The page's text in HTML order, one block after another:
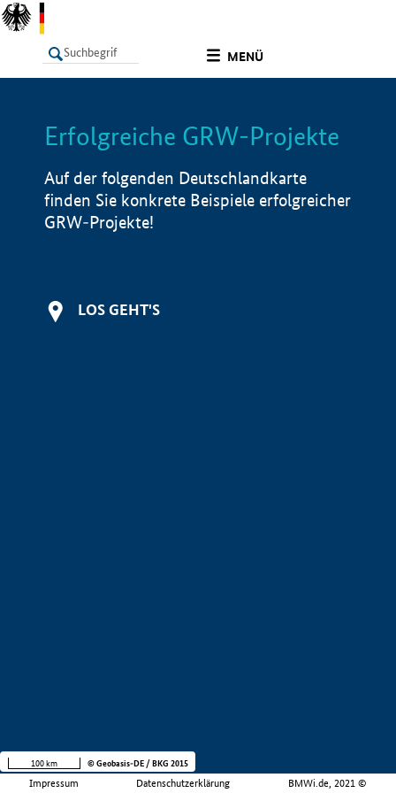
MENÜ
LISTE Info
Erfolgreiche GRW-Projekte
Auf der folgenden Deutschlandkarte
finden Sie konkrete Beispiele erfolgreicher
GRW-Projekte!
LOS GEHT'S
Impressum Datenschutzerklärung BMWi.de, 2021 ©
100 km © Geobasis-DE / BKG 2015